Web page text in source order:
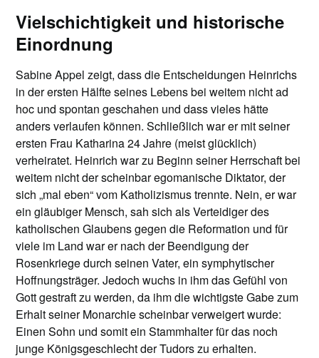
Vielschichtigkeit und historische
Einordnung
Sabine Appel zeigt, dass die Entscheidungen Heinrichs
in der ersten Hälfte seines Lebens bei weitem nicht ad
hoc und spontan geschahen und dass vieles hätte
anders verlaufen können. Schließlich war er mit seiner
ersten Frau Katharina 24 Jahre (meist glücklich)
verheiratet. Heinrich war zu Beginn seiner Herrschaft bei
weitem nicht der scheinbar egomanische Diktator, der
sich „mal eben“ vom Katholizismus trennte. Nein, er war
ein gläubiger Mensch, sah sich als Verteidiger des
katholischen Glaubens gegen die Reformation und für
viele im Land war er nach der Beendigung der
Rosenkriege durch seinen Vater, ein symphytischer
Hoffnungsträger. Jedoch wuchs in ihm das Gefühl von
Gott gestraft zu werden, da ihm die wichtigste Gabe zum
Erhalt seiner Monarchie scheinbar verweigert wurde:
Einen Sohn und somit ein Stammhalter für das noch
junge Königsgeschlecht der Tudors zu erhalten.